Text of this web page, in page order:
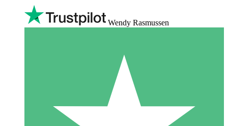
Wendy Rasmussen